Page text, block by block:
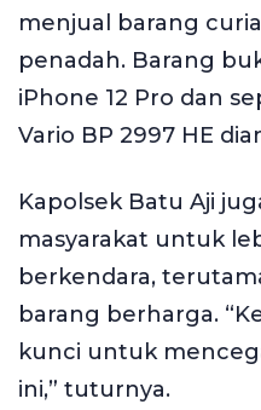
menjual barang
penadah. Barang
iPhone 12 Pro dan
Vario BP 2997 HE
Kapolsek Batu Aji
masyarakat untuk
berkendara,
barang berharga.
kunci untuk
ini,” tuturnya.